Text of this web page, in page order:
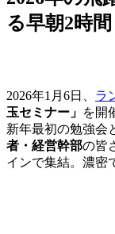
る早朝2時間
2026年1月6日、 ラ
玉セミナー」 を開
新年最初の勉強会
者・経営幹部の皆
インで集結。濃密